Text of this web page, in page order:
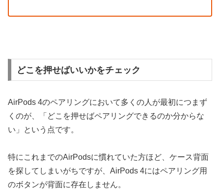
どこを押せばいいかをチェック
AirPods 4のペアリングにおいて多くの人が最初につまず
くのが、「どこを押せばペアリングできるのか分からな
い」という点です。
特にこれまでのAirPodsに慣れていた方ほど、ケース背面
を探してしまいがちですが、AirPods 4にはペアリング用
のボタンが背面に存在しません。